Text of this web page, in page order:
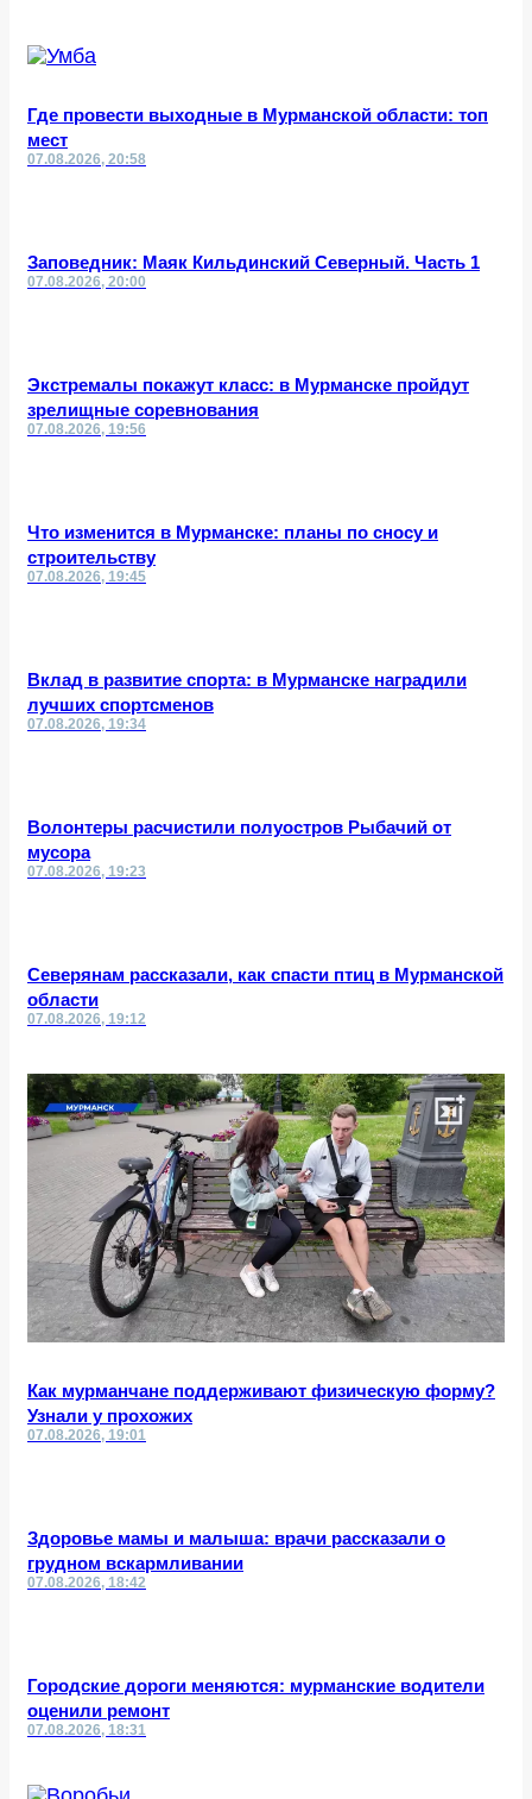
Где провести выходные в Мурманской области: топ
мест
07.08.2026, 20:58
Заповедник: Маяк Кильдинский Северный. Часть 1
07.08.2026, 20:00
Экстремалы покажут класс: в Мурманске пройдут
зрелищные соревнования
07.08.2026, 19:56
Что изменится в Мурманске: планы по сносу и
строительству
07.08.2026, 19:45
Вклад в развитие спорта: в Мурманске наградили
лучших спортсменов
07.08.2026, 19:34
Волонтеры расчистили полуостров Рыбачий от
мусора
07.08.2026, 19:23
Северянам рассказали, как спасти птиц в Мурманской
области
07.08.2026, 19:12
Как мурманчане поддерживают физическую форму?
Узнали у прохожих
07.08.2026, 19:01
Здоровье мамы и малыша: врачи рассказали о
грудном вскармливании
07.08.2026, 18:42
Городские дороги меняются: мурманские водители
оценили ремонт
07.08.2026, 18:31